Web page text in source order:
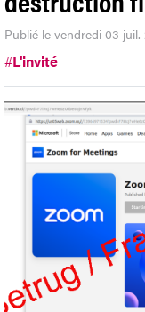
Publié le vendredi 03 juil.
#L'invité